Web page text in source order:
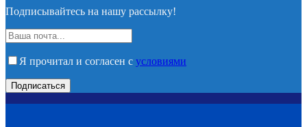
Подписывайтесь на нашу рассылку!
Я прочитал и согласен с условиями